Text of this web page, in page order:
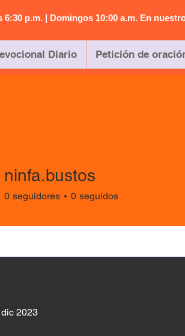
p.m. | Domingos 10:00 a.m. En
Diario Petición de
ninfa.bustos
0 seguidores 0 seguidos
2023